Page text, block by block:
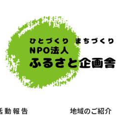
動 報 告 地域のご紹介